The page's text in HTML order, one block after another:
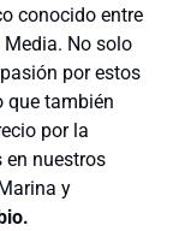
conocido entre
Media. No solo
por estos
que también
por la
nuestros
y